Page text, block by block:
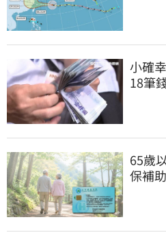
小確
18筆
65歲
保補